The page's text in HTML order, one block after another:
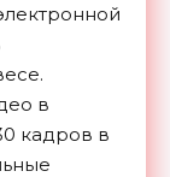
в
кадров в